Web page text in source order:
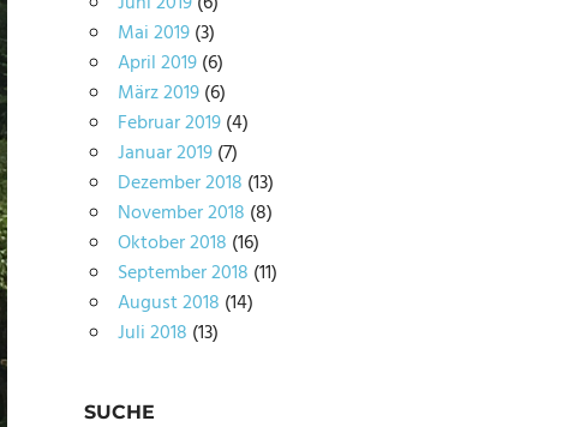
Mai 2019(3)
April 2019(6)
März 2019(6)
Februar 2019(4)
Januar 2019(7)
Dezember 2018 (13)
November 2018 (8)
Oktober 2018 (16)
September 2018 (11)
August 2018 (14)
Juli 2018 (13)
SUCHE